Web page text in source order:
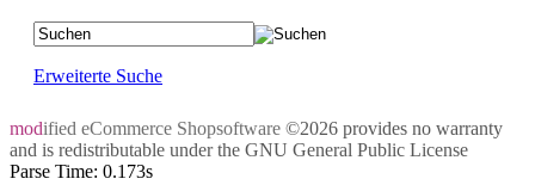
Erweiterte Suche
modified eCommerce Shopsoftware ©2026 provides no warranty
and is redistributable under the GNU General Public License
Parse Time: 0.173s